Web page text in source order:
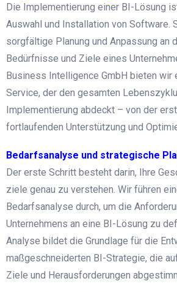
Die Implementierung einer BI-Lösung
Auswahl und Installation von Software.
sorgfältige Planung und Anpassung an
Bedürfnisse und Ziele eines
Business Intelligence GmbH bieten wir
Service, der den gesamten
Implementierung abdeckt – von der
fortlaufenden Unterstützung und
Bedarfsanalyse und strategische
Der erste Schritt besteht darin, Ihre
ziele genau zu verstehen. Wir führen
Bedarfsanalyse durch, um die
Unternehmens an eine BI-Lösung zu
Analyse bildet die Grundlage für die
maßgeschneiderten BI-Strategie, die
Ziele und Herausforderungen